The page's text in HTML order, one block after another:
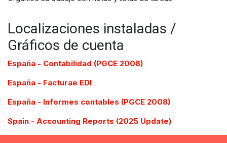
Localizaciones instaladas /
Gráficos de cuenta
España - Contabilidad (PGCE 2008)
España - Facturae EDI
España - Informes contables (PGCE 2008)
Spain - Accounting Reports (2025 Update)